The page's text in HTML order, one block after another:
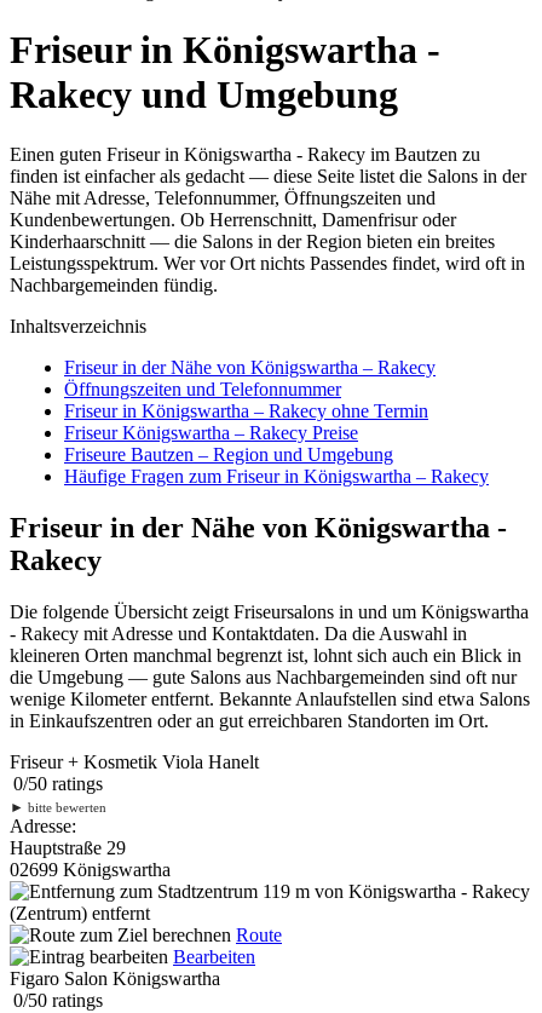
Friseur in Königswartha -
Rakecy und Umgebung
Einen guten Friseur in Königswartha - Rakecy im Bautzen zu
finden ist einfacher als gedacht — diese Seite listet die Salons in der
Nähe mit Adresse, Telefonnummer, Öffnungszeiten und
Kundenbewertungen. Ob Herrenschnitt, Damenfrisur oder
Kinderhaarschnitt — die Salons in der Region bieten ein breites
Leistungsspektrum. Wer vor Ort nichts Passendes findet, wird oft in
Nachbargemeinden fündig.
Inhaltsverzeichnis
Friseur in der Nähe von Königswartha – Rakecy
Öffnungszeiten und Telefonnummer
Friseur in Königswartha – Rakecy ohne Termin
Friseur Königswartha – Rakecy Preise
Friseure Bautzen – Region und Umgebung
Häufige Fragen zum Friseur in Königswartha – Rakecy
Friseur in der Nähe von Königswartha -
Rakecy
Die folgende Übersicht zeigt Friseursalons in und um Königswartha
- Rakecy mit Adresse und Kontaktdaten. Da die Auswahl in
kleineren Orten manchmal begrenzt ist, lohnt sich auch ein Blick in
die Umgebung — gute Salons aus Nachbargemeinden sind oft nur
wenige Kilometer entfernt. Bekannte Anlaufstellen sind etwa Salons
in Einkaufszentren oder an gut erreichbaren Standorten im Ort.
Friseur + Kosmetik Viola Hanelt
0/50 ratings
► bitte bewerten
Adresse:
Hauptstraße 29
02699 Königswartha
119 m von Königswartha - Rakecy
(Zentrum) entfernt
Route
Bearbeiten
Figaro Salon Königswartha
0/50 ratings